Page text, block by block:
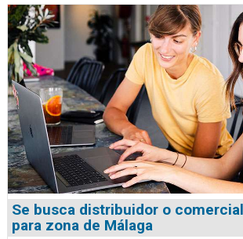
Se busca distribuidor o
para zona de Málaga